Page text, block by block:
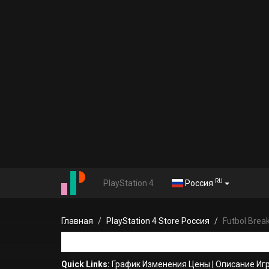
PlayStation 4 Россия RU
Главная PlayStation 4 Store Россия Futbol
Quick Links: График Изменения Цены Описание